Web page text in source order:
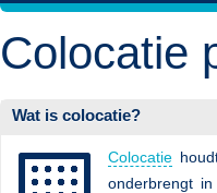
Colocatie
Wat is colocatie?
Colocatie
onderbrengt